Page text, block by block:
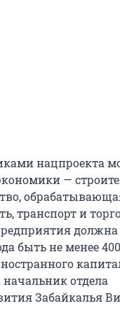
нацпроекта
—
транспорт и
должна
быть не менее
начальник отдела
Забайкалья